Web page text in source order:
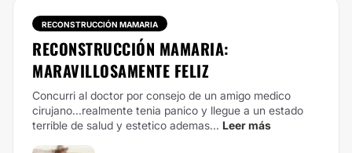
RECONSTRUCCIÓN MAMARIA
RECONSTRUCCIÓN MAMARIA:
MARAVILLOSAMENTE FELIZ
Concurri al doctor por consejo de un amigo medico
cirujano...realmente tenia panico y llegue a un estado
terrible de salud y estetico ademas... Leer más